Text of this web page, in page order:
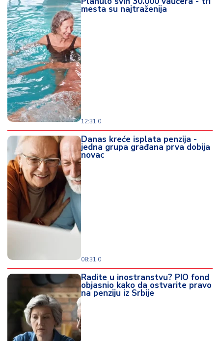
mesta su najtraženija
12:31|0
Danas kreće isplata penzija -
jedna grupa građana prva dobija
novac
08:31|0
Radite u inostranstvu? PIO fond
objasnio kako da ostvarite pravo
na penziju iz Srbije